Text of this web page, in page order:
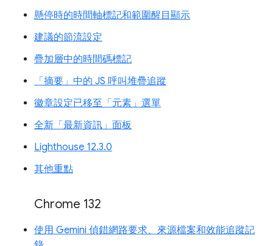
懸停時的時間軸標記和範圍醒目顯示
建議的節流設定
疊加層中的時間碼標記
「摘要」中的 JS 呼叫堆疊追蹤
徽章設定已移至「元素」選單
全新「最新資訊」面板
Lighthouse 12.3.0
其他重點
Chrome 132
使用 Gemini 偵錯網路要求、來源檔案和效能追蹤記